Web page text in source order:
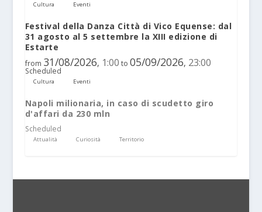
Cultura Eventi
Festival della Danza Città di Vico Equense: dal
31 agosto al 5 settembre la XIII edizione di
Estarte
from 31/08/2026, 1:00 to 05/09/2026, 23:00
Scheduled
Cultura Eventi
Napoli milionaria, in caso di scudetto giro
d'affari da 230 mln
Scheduled
Attualità Curiosità Territorio